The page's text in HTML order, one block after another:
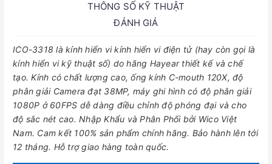
THÔNG SỐ KỸ THUẬT
ĐÁNH GIÁ
ICO-3318 là kính hiển vi kính hiển vi điện tử (hay còn gọi là
kính hiển vi kỹ thuật số) do hãng Hayear thiết kế và chế
tạo. Kính có chất lượng cao, ống kính C-mouth 120X, độ
phân giải Camera đạt 38MP, máy ghi hình có độ phân giải
1080P ở 60FPS dễ dàng điều chỉnh độ phóng đại và cho
độ sắc nét cao. Nhập Khẩu và Phân Phối bởi Wico Việt
Nam. Cam kết 100% sản phẩm chính hãng. Bảo hành lên tới
12 tháng. Hỗ trợ giao hàng toàn quốc.